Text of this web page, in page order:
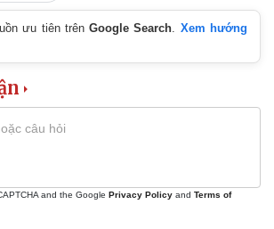
ưu tiên trênGoogle Search. Xem hướng
and the Google Privacy Policy and Terms of